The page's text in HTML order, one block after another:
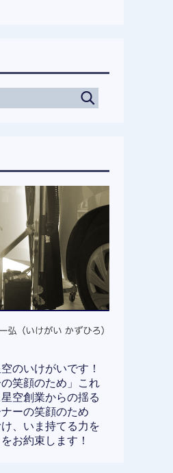
のいけがいです！
の笑顔のため」これ
空創業からの揺る
ーの笑顔のため
、いま持てる力を
お約束します！